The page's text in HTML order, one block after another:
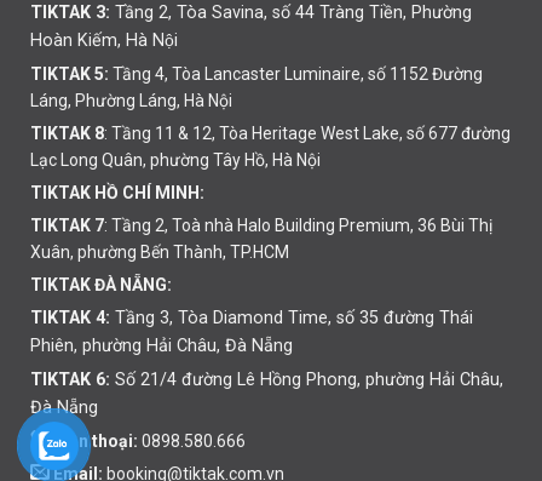
TIKTAK 3: Tầng 2, Tòa Savina, số 44 Tràng Tiền, Phường
Hoàn Kiếm, Hà Nội
TIKTAK 5: Tầng 4, Tòa Lancaster Luminaire, số 1152 Đường
Láng, Phường Láng, Hà Nội
TIKTAK 8: Tầng 11 & 12, Tòa Heritage West Lake, số 677 đường
Lạc Long Quân, phường Tây Hồ, Hà Nội
TIKTAK HỒ CHÍ MINH:
TIKTAK 7: Tầng 2, Toà nhà Halo Building Premium, 36 Bùi Thị
Xuân, phường Bến Thành, TP.HCM
TIKTAK ĐÀ NẴNG:
TIKTAK 4: Tầng 3, Tòa Diamond Time, số 35 đường Thái
Phiên, phường Hải Châu, Đà Nẵng
TIKTAK 6: Số 21/4 đường Lê Hồng Phong, phường Hải Châu,
Đà Nẵng
Điện thoại: 0898.580.666
Email: booking@tiktak.com.vn